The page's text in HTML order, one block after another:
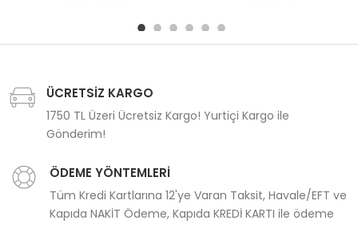
ÜCRETSİZ KARGO
1750 TL Üzeri Ücretsiz Kargo! Yurtiçi Kargo ile
Gönderim!
ÖDEME YÖNTEMLERİ
Tüm Kredi Kartlarına 12'ye Varan Taksit, Havale/EFT ve
Kapıda NAKİT Ödeme, Kapıda KREDİ KARTI ile ödeme